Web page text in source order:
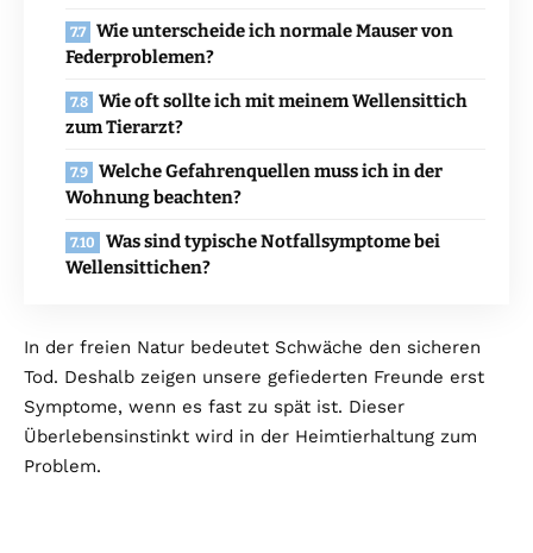
Wie unterscheide ich normale Mauser von
Federproblemen?
Wie oft sollte ich mit meinem Wellensittich
zum Tierarzt?
Welche Gefahrenquellen muss ich in der
Wohnung beachten?
Was sind typische Notfallsymptome bei
Wellensittichen?
In der freien Natur bedeutet Schwäche den sicheren
Tod. Deshalb zeigen unsere gefiederten Freunde erst
Symptome, wenn es fast zu spät ist. Dieser
Überlebensinstinkt wird in der Heimtierhaltung zum
Problem.